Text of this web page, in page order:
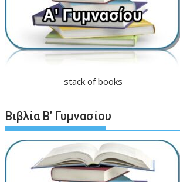
stack of books
Βιβλία Β’ Γυμνασίου